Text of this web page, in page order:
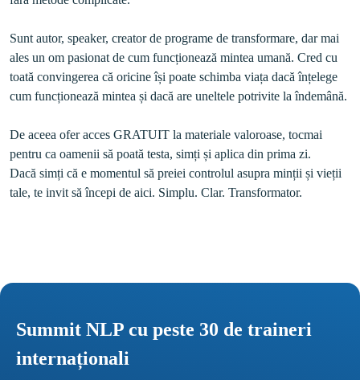
Sunt autor, speaker, creator de programe de transformare, dar mai
ales un om pasionat de cum funcționează mintea umană. Cred cu
toată convingerea că oricine își poate schimba viața dacă înțelege
cum funcționează mintea și dacă are uneltele potrivite la îndemână.
De aceea ofer acces GRATUIT la materiale valoroase, tocmai
pentru ca oamenii să poată testa, simți și aplica din prima zi.
Dacă simți că e momentul să preiei controlul asupra minții și vieții
Summit NLP cu peste 30 de traineri
internaționali